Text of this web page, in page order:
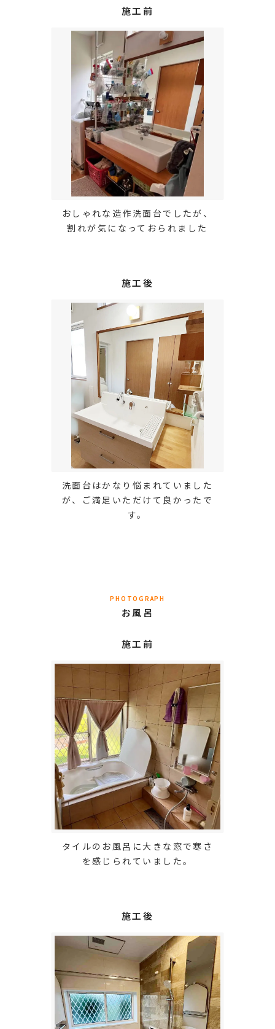
施工前
おしゃれな造作洗面台でしたが、
割れが気になっておられました
施工後
洗面台はかなり悩まれていました
が、ご満足いただけて良かったで
す。
PHOTOGRAPH
お風呂
施工前
タイルのお風呂に大きな窓で寒さ
を感じられていました。
施工後